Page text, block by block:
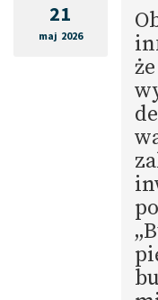
21
maj 2026